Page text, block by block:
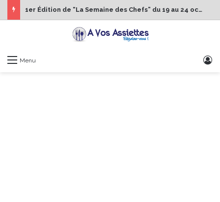
1er Édition de “La Semaine des Chefs” du 19 au 24 octobre 2026
Menu